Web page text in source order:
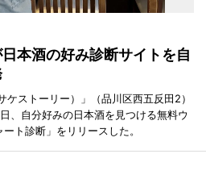
本酒の好み診断サイトを自
ストーリー）」（品川区西五反田2）
、自分好みの日本酒を見つける無料ウ
ト診断」をリリースした。